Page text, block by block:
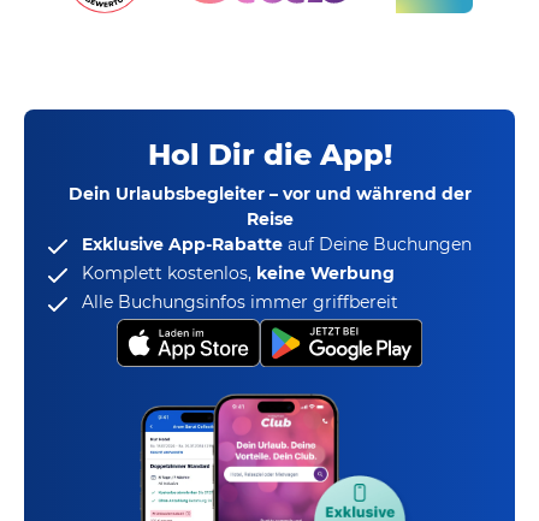
Hol Dir die App!
Dein Urlaubsbegleiter – vor und während der
Reise
Exklusive App-Rabatte auf Deine Buchungen
Komplett kostenlos, keine Werbung
Alle Buchungsinfos immer griffbereit